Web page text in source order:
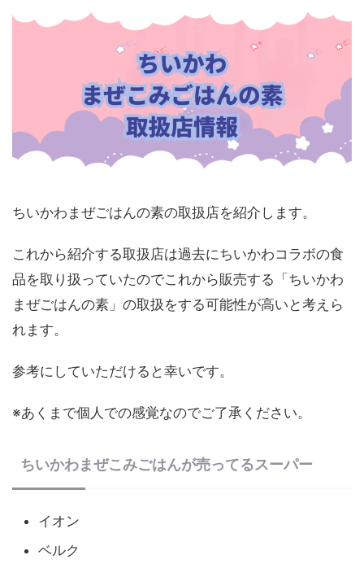
ちいかわまぜごはんの素の取扱店を紹介します。
これから紹介する取扱店は過去にちいかわコラボの食
品を取り扱っていたのでこれから販売する「ちいかわ
まぜごはんの素」の取扱をする可能性が高いと考えら
れます。
参考にしていただけると幸いです。
※あくまで個人での感覚なのでご了承ください。
ちいかわまぜこみごはんが売ってるスーパー
イオン
ベルク